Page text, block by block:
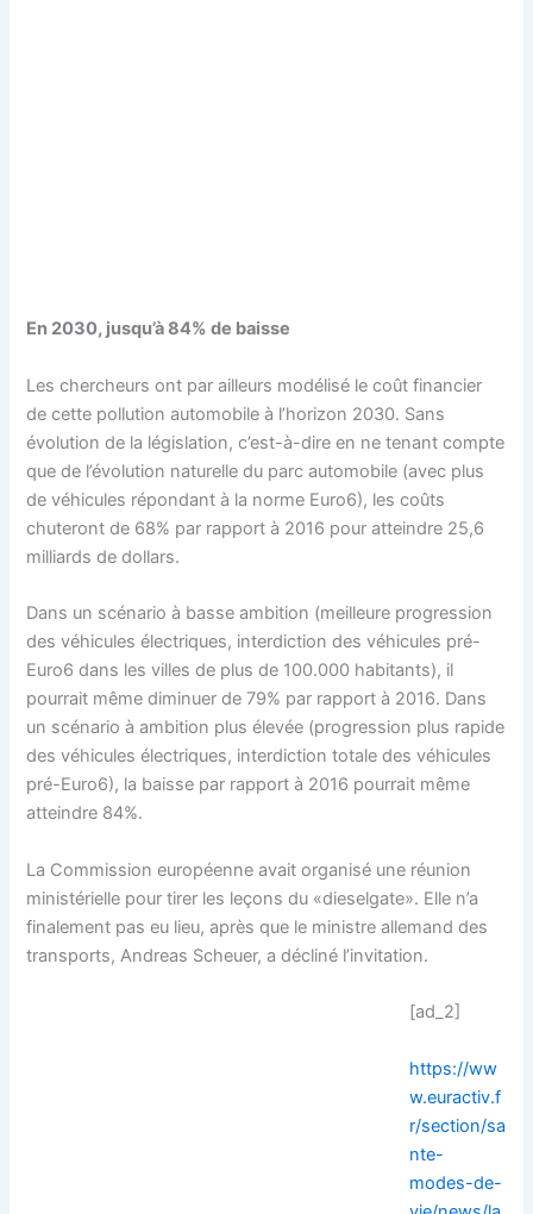
En 2030, jusqu’à 84% de baisse
Les chercheurs ont par ailleurs modélisé le coût financier
de cette pollution automobile à l’horizon 2030. Sans
évolution de la législation, c’est-à-dire en ne tenant compte
que de l’évolution naturelle du parc automobile (avec plus
de véhicules répondant à la norme Euro6), les coûts
chuteront de 68% par rapport à 2016 pour atteindre 25,6
milliards de dollars.
Dans un scénario à basse ambition (meilleure progression
des véhicules électriques, interdiction des véhicules pré-
Euro6 dans les villes de plus de 100.000 habitants), il
pourrait même diminuer de 79% par rapport à 2016. Dans
un scénario à ambition plus élevée (progression plus rapide
des véhicules électriques, interdiction totale des véhicules
pré-Euro6), la baisse par rapport à 2016 pourrait même
atteindre 84%.
La Commission européenne avait organisé une réunion
ministérielle pour tirer les leçons du «dieselgate». Elle n’a
finalement pas eu lieu, après que le ministre allemand des
transports, Andreas Scheuer, a décliné l’invitation.
[ad_2]
https://ww
w.euractiv.f
r/section/sa
nte-
modes-de-